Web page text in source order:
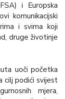
i Europska
komunikacijski
i svima koji
druge životinje
uoči početka
cilj podići svijest
mjera,